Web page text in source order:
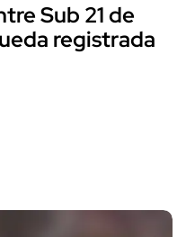
Sub 21 de
registrada